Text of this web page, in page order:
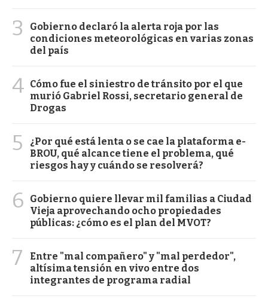
3
Gobierno declaró la alerta roja por las
condiciones meteorológicas en varias zonas
del país
4 Cómo fue el siniestro de tránsito por el que
murió Gabriel Rossi, secretario general de
Drogas
5
¿Por qué está lenta o se cae la plataforma e-
BROU, qué alcance tiene el problema, qué
riesgos hay y cuándo se resolverá?
6
Gobierno quiere llevar mil familias a Ciudad
Vieja aprovechando ocho propiedades
públicas: ¿cómo es el plan del MVOT?
7
Entre "mal compañero" y "mal perdedor",
altísima tensión en vivo entre dos
integrantes de programa radial